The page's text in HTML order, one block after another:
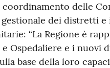
coordinamento delle
dei distretti
“La Regione è
e Ospedaliere e i nuovi
base della loro